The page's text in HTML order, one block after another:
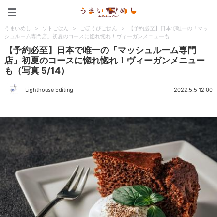
うまいめし > ソトごはん > ごほうびごはん >
【予約必至】日本で唯一の「マッ
シュルーム専門店」初夏のコースに惚れ惚れ！ヴィーガンメニューも
【予約必至】日本で唯一の「マッシュルーム専門
店」初夏のコースに惚れ惚れ！ヴィーガンメニュー
も（写真 5/14）
Lighthouse Editing 2022.5.5 12:00